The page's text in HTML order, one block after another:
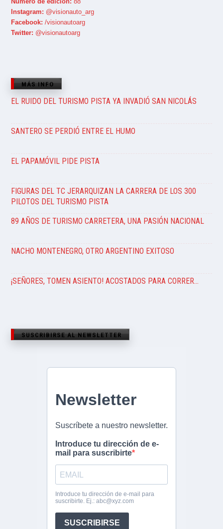
Instagram: @visionauto_arg
Facebook: /visionautoarg
Twitter: @visionautoarg
MÁS INFO
EL RUIDO DEL TURISMO PISTA YA INVADIÓ SAN NICOLÁS
SANTERO SE PERDIÓ ENTRE EL HUMO
EL PAPAMÓVIL PIDE PISTA
FIGURAS DEL TC JERARQUIZAN LA CARRERA DE LOS 300
PILOTOS DEL TURISMO PISTA
89 AÑOS DE TURISMO CARRETERA, UNA PASIÓN NACIONAL
NACHO MONTENEGRO, OTRO ARGENTINO EXITOSO
¡SEÑORES, TOMEN ASIENTO! ACOSTADOS PARA CORRER…
SUSCRIBIRSE AL NEWSLETTER